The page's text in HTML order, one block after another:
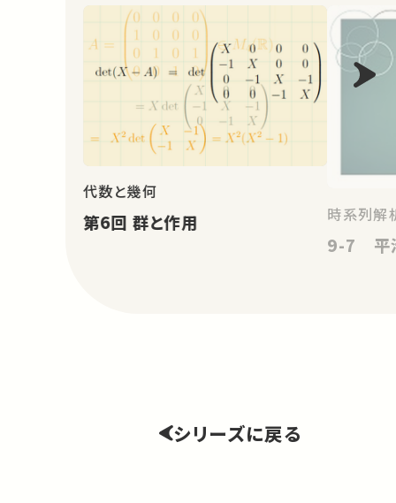
代数と幾何
第6回 群と作用 時系列解
9-7 平
シリーズに戻る